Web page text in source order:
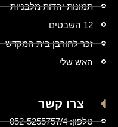
תמונות יהדות מלבניות
12 השבטים
זכר לחורבן בית המקדש
האש שלי
צרו קשר
טלפון: 052-5255757/4